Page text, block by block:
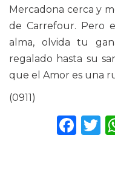
Mercadona cerca y
de Carrefour. Pero
alma, olvida tu
regalado hasta su
que el Amor es una
(0911)